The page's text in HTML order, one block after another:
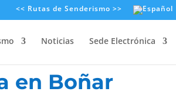
<< Rutas de Senderismo >>
Noticias Sede Electrónica
en Boñar